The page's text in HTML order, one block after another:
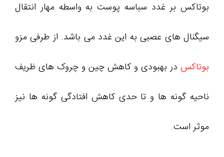
بوتاکس بر غدد سباسه پوست به واسطه مهار انتقال
سیگنال های عصبی به این غدد می باشد. از طرفی مزو
بوتاکس در بهبودی و کاهش چین و چروک های ظریف
ناحیه گونه ها و تا حدی کاهش افتادگی گونه ها نیز
موثر است.